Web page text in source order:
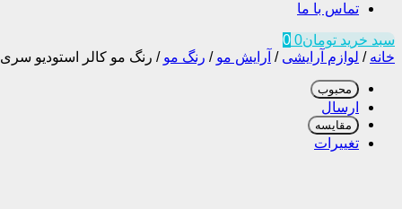
تماس با ما
سبد خرید تومان0
0
خانه / لوازم آرایشی / آرایش مو / رنگ مو / رنگ مو کالر استودیو
محبوب
ارسال
مقایسه
تغییرات